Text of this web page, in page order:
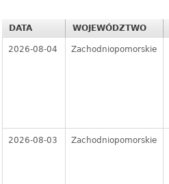
DATA WOJEWÓDZTWO
2026-08-04 Zachodniopomorskie
2026-08-03 Zachodniopomorskie